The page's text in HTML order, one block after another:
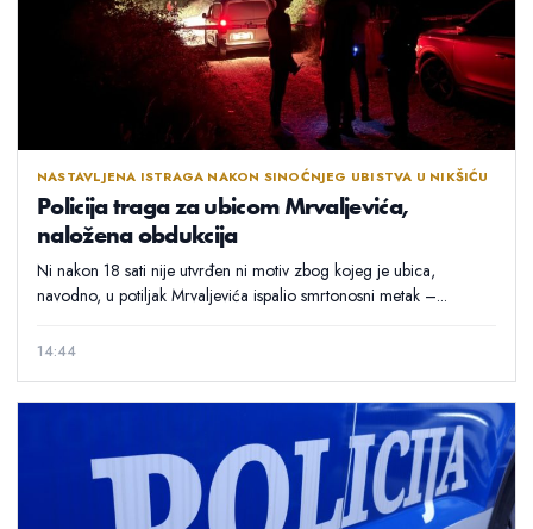
NASTAVLJENA ISTRAGA NAKON SINOĆNJEG UBISTVA U NIKŠIĆU
Policija traga za ubicom Mrvaljevića,
naložena obdukcija
Ni nakon 18 sati nije utvrđen ni motiv zbog kojeg je ubica,
navodno, u potiljak Mrvaljevića ispalio smrtonosni metak –...
14:44